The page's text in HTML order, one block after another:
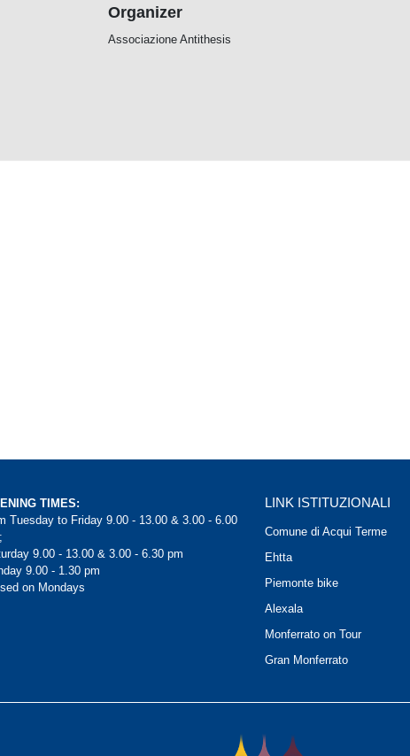
Organizer
Associazione Antithesis
TIMES:
Tuesday to Friday 9.00 - 13.00 & 3.00 - 6.00
9.00 - 13.00 & 3.00 - 6.30 pm
9.00 - 1.30 pm
on Mondays
LINK ISTITUZIONALI
Comune di Acqui Terme
Ehtta
Piemonte bike
Alexala
Monferrato on Tour
Gran Monferrato